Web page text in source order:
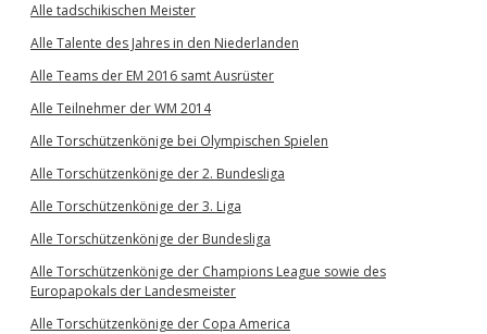
Alle tadschikischen Meister
Alle Talente des Jahres in den Niederlanden
Alle Teams der EM 2016 samt Ausrüster
Alle Teilnehmer der WM 2014
Alle Torschützenkönige bei Olympischen Spielen
Alle Torschützenkönige der 2. Bundesliga
Alle Torschützenkönige der 3. Liga
Alle Torschützenkönige der Bundesliga
Alle Torschützenkönige der Champions League sowie des
Europapokals der Landesmeister
Alle Torschützenkönige der Copa America